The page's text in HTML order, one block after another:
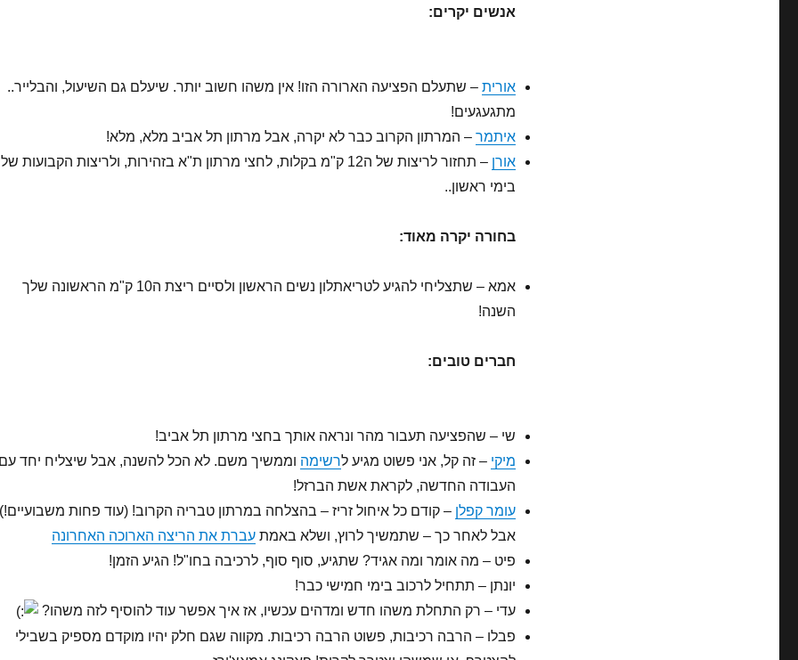
אנשים יקרים:
אורית– שתעלם הפציעה הארורה הזו! אין משהו חשוב יותר. שיעלם גם השיעול, והבלייר..
מתגעגעים!
איתמר– המרתון הקרוב כבר לא יקרה, אבל מרתון תל אביב מלא, מלא!
אורן
– תחזור לריצות של ה12 ק"מ בקלות, לחצי מרתון ת"א בזהירות, ולריצות הקבועות
בימי ראשון..
בחורה יקרה מאוד:
אמא – שתצליחי להגיע לטריאתלון נשים הראשון ולסיים ריצת ה10 ק"מ הראשונה שלך
השנה!
חברים טובים:
שי – שהפציעה תעבור מהר ונראה אותך בחצי מרתון תל אביב!
מיקי – זה קל, אני פשוט מגיע לרשימה וממשיך משם. לא הכל להשנה, אבל שיצליח יחד
העבודה החדשה, לקראת אשת הברזל!
עומר קפלן – קודם כל איחול זריז – בהצלחה במרתון טבריה הקרוב! (עוד פחות
אבל לאחר כך – שתמשיך לרוץ, ושלא באמת עברת את הריצה הארוכה האחרונה
פיט – מה אומר ומה אגיד? שתגיע, סוף סוף, לרכיבה בחו"ל! הגיע הזמן!
יונתן – תתחיל לרכוב בימי חמישי כבר!
עדי – רק התחלת משהו חדש ומדהים עכשיו, אז איך אפשר עוד להוסיף לזה משהו?
פבלו – הרבה רכיבות, פשוט הרבה רכיבות. מקווה שגם חלק יהיו מוקדם מספיק בשבילי